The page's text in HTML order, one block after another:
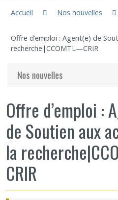
À propos
Recherche
Partageons nos savoirs
Emplois et stages
Éthique
Accueil
Nos nouvelles
Offre d’emploi : Agent(e) de
recherche|CCOMTL—CRIR
Nos nouvelles
Offre d’emploi :
de Soutien aux
la
CRIR